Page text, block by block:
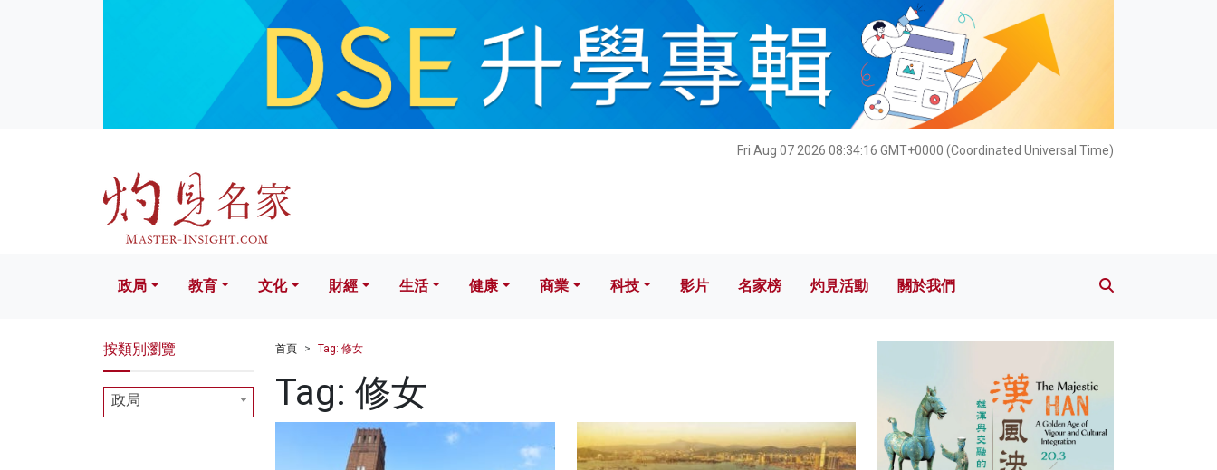
Fri Aug 07 2026 08:34:17 GMT+0000 (Coordinated Universal Time)
文化 財經 生活 健康 科技 影片 名家榜 灼見活動 關於我們
政局 教育 文化 財經 生活 健康 商業 科技 影片 名家榜 灼見活動 關於我們
首頁 Tag: 修女
Tag: 修女
按類別瀏覽
政局